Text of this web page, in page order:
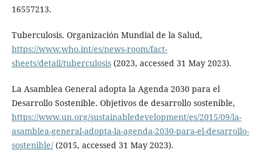
16557213.
Tuberculosis. Organización Mundial de la Salud,
https://www.who.int/es/news-room/fact-
sheets/detail/tuberculosis(2023, accessed 31 May 2023).
La Asamblea General adopta la Agenda 2030 para el
Desarrollo Sostenible. Objetivos de desarrollo sostenible,
https://www.un.org/sustainabledevelopment/es/2015/09/la-
asamblea-general-adopta-la-agenda-2030-para-el-desarrollo-
sostenible/(2015, accessed 31 May 2023).